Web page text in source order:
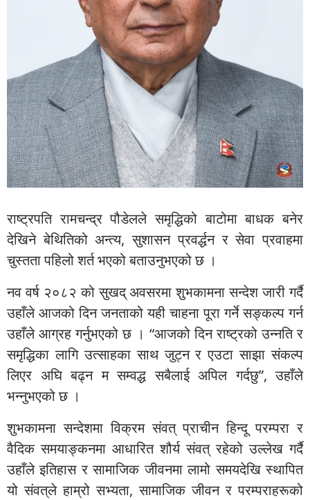
राष्ट्रपति रामचन्द्र पौडेलले समृद्धिको बाटोमा बाधक बनेर
देखिने बेथितिको अन्त्य, सुशासन प्रवर्द्धन र सेवा प्रवाहमा
चुस्तता पहिलो शर्त भएको बताउनुभएको छ ।
नव वर्ष २०८२ को सुखद् अवसरमा शुभकामना सन्देश जारी गर्दै
उहाँले आजको दिन जनताको यही चाहना पूरा गर्ने सङ्कल्प गर्न
उहाँले आग्रह गर्नुभएको छ । “आजको दिन राष्ट्रको उन्नति र
समृद्धिका लागि उत्साहका साथ जुट्न र एउटा साझा संकल्प
लिएर अघि बढ्न म सम्वद्ध सबैलाई अपिल गर्दछु”, उहाँले
भन्नुभएको छ ।
शुभकामना सन्देशमा विक्रम संवत् प्राचीन हिन्दू परम्परा र
वैदिक समयाङ्कनमा आधारित शौर्य संवत् रहेको उल्लेख गर्दै
उहाँले इतिहास र सामाजिक जीवनमा लामो समयदेखि स्थापित
यो संवत्‌ले हाम्रो सभ्यता, सामाजिक जीवन र परम्पराहरूको